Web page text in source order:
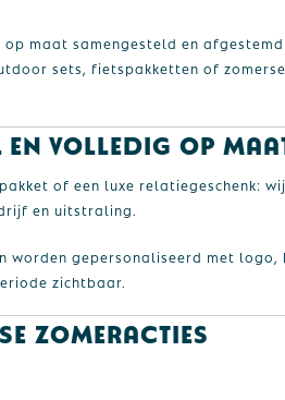
maat samengesteld en
sets, fietspakketten of
volledig op
of een luxe relatiegeschenk:
en uitstraling.
worden gepersonaliseerd met
zichtbaar.
zomeracties